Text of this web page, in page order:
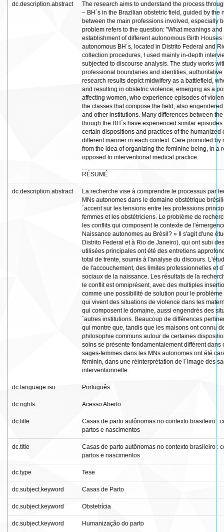
dc.description.abstract
The research aims to understand the process
– BH´s in the Brazilian obstetric field, guided by
between the main professions involved, especially
problem refers to the question: "What meanings
establishment of different autonomous Birth
autonomous BH´s, located in Distrito Federal and
collection procedures, I used mainly in-depth
subjected to discourse analysis. The study works
professional boundaries and identities,
research results depict midwifery as a battlefield,
and resulting in obstetric violence, emerging as a
affecting women, who experience episodes of
the classes that compose the field, also
and other institutions. Many differences between
though the BH´s have experienced similar
certain dispositions and practices of the
different manner in each context. Care promoted
from the idea of organizing the feminine being, in a
opposed to interventional medical practice.
RÉSUMÉ
dc.description.abstract
La recherche vise à comprendre le processus par
MNs autonomes dans le domaine obstétrique
´accent sur les tensions entre les professions
femmes et les obstétriciens. Le problème de
les conflits qui composent le contexte de
Naissance autonomes au Brésil? » Il s'agit d'une
Distrito Federal et à Rio de Janeiro), qui ont subi
utilisées principales ont été des entretiens
total de trente, soumis à l'analyse du discours.
de l'accouchement, des limites professionnelles et
sociaux de la naissance. Les résultats de la
le conflit est omniprésent, avec des multiples
comme une possibilité de solution pour le
qui vivent des situations de violence dans les
qui composent le domaine, aussi engendrés des
´autres institutions. Beaucoup de différences
qui montre que, tandis que les maisons ont connu
philosophie communs autour de certaines
soins se présente fondamentalement différent
sages-femmes dans les MNs autonomes ont été
féminin, dans une réinterprétation de l´image des
interventionnelle.
dc.language.iso Português
dc.rights Acesso Aberto
dc.title
Casas de parto autônomas no contexto brasileiro :
partos e nascimentos
dc.title
Casas de parto autônomas no contexto brasileiro :
partos e nascimentos
dc.type Tese
dc.subject.keyword Casas de Parto
dc.subject.keyword Obstetrícia
dc.subject.keyword Humanização do parto